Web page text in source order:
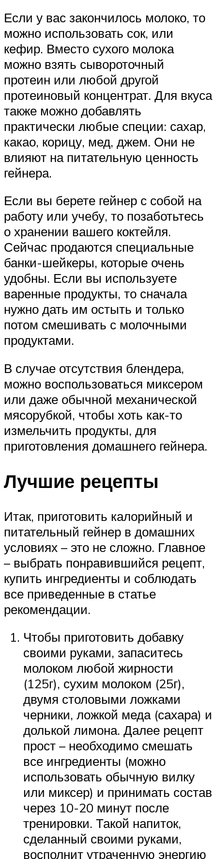
Если у вас закончилось молоко, то
можно использовать сок, или
кефир. Вместо сухого молока
можно взять сывороточный
протеин или любой другой
протеиновый концентрат. Для вкуса
также можно добавлять
практически любые специи: сахар,
какао, корицу, мед, джем. Они не
влияют на питательную ценность
гейнера.
Если вы берете гейнер с собой на
работу или учебу, то позаботьтесь
о хранении вашего коктейля.
Сейчас продаются специальные
банки-шейкеры, которые очень
удобны. Если вы используете
варенные продукты, то сначала
нужно дать им остыть и только
потом смешивать с молочными
продуктами.
В случае отсутствия блендера,
можно воспользоваться миксером
или даже обычной механической
мясорубкой, чтобы хоть как-то
измельчить продукты, для
приготовления домашнего гейнера.
Лучшие рецепты
Итак, приготовить калорийный и
питательный гейнер в домашних
условиях – это не сложно. Главное
– выбрать понравившийся рецепт,
купить ингредиенты и соблюдать
все приведенные в статье
рекомендации.
Чтобы приготовить добавку
своими руками, запаситесь
молоком любой жирности
(125г), сухим молоком (25г),
двумя столовыми ложками
черники, ложкой меда (сахара) и
долькой лимона. Далее рецепт
прост – необходимо смешать
все ингредиенты (можно
использовать обычную вилку
или миксер) и принимать состав
через 10-20 минут после
тренировки. Такой напиток,
сделанный своими руками,
восполнит утраченную энергию